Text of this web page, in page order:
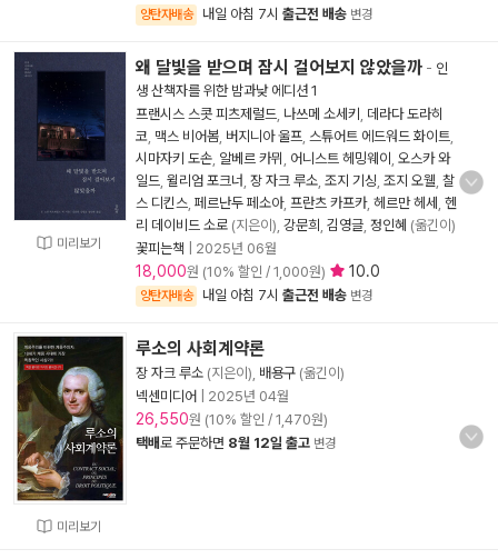
양탄자배송 내일 아침 7시 출근전 배송 변경
미리보기
왜 달빛을 받으며 잠시 걸어보지 않았을까 - 인
생 산책자를 위한 밤과낮 에디션 1
프랜시스 스콧 피츠제럴드 나쓰메 소세키
데라다 도라히
코 맥스 비어봄 버지니아 울프 스튜어트 에드워드 화이트
시마자키 도손 알베르 카뮈 어니스트 헤밍웨이
오스카 와
일드 윌리엄 포크너 장 자크 루소 조지 기싱 조지 오웰 찰
스 디킨스 페르난두 페소아, 프란츠 카프카, 헤르만 헤세
헨
리 데이비드 소로 (지은이), 강문희 김영글 정인혜 (옮긴이)
꽃피는책
2025년 06월
18,000원 (10% 할인 / 1,000원) 10.0
양탄자배송 내일 아침 7시 출근전 배송 변경
미리보기
루소의 사회계약론
장 자크 루소 (지은이), 배용구 (옮긴이)
넥센미디어
2025년 04월
26,550원 (10% 할인 / 1,470원)
택배로 주문하면 8월 12일 출고 변경